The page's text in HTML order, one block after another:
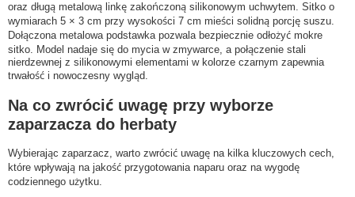
oraz długą metalową linkę zakończoną silikonowym uchwytem. Sitko o
wymiarach 5 × 3 cm przy wysokości 7 cm mieści solidną porcję suszu.
Dołączona metalowa podstawka pozwala bezpiecznie odłożyć mokre
sitko. Model nadaje się do mycia w zmywarce, a połączenie stali
nierdzewnej z silikonowymi elementami w kolorze czarnym zapewnia
trwałość i nowoczesny wygląd.
Na co zwrócić uwagę przy wyborze
zaparzacza do herbaty
Wybierając zaparzacz, warto zwrócić uwagę na kilka kluczowych cech,
które wpływają na jakość przygotowania naparu oraz na wygodę
codziennego użytku.